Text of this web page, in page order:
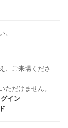
。
、ご来場くださ
だけません。
イン